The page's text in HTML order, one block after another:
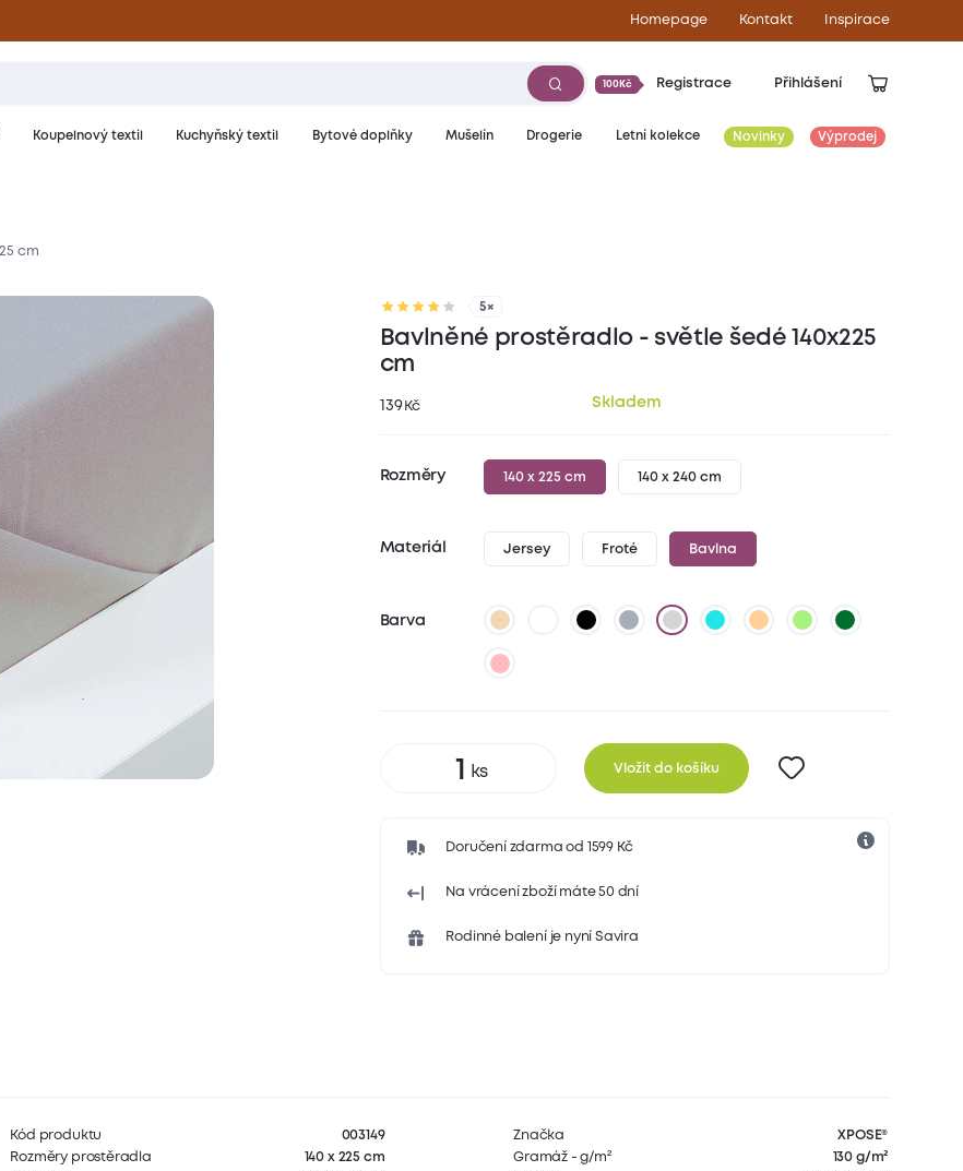
Homepage Kontakt Inspirace
100Kč Registrace Přihlášení
Koupelnový textil Kuchyňský textil Bytové doplňky Mušelín Drogerie Letní kolekce Novinky Výprodej
a péče
cm
5×
Bavlněné prostěradlo - světle šedé 140x225
cm
139 Kč Skladem
Rozměry 140 x 225 cm 140 x 240 cm
Materiál Jersey Froté Bavlna
Barva
Vložit do košíku
Doručení zdarma od 1599 Kč
Na vrácení zboží máte 50 dní
Rodinné balení je nyní Savira
Kód produktu
003149
Rozměry prostěradla
140 x 225 cm
Značka
XPOSE®
Gramáž - g/m²
130 g/m²